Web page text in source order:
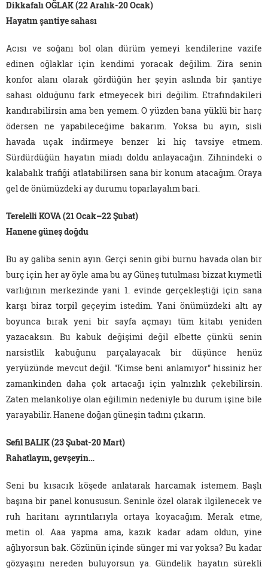
Dikkafalı OĞLAK (22 Aralık-20 Ocak)
Hayatın şantiye sahası
Acısı ve soğanı bol olan dürüm yemeyi kendilerine vazife
edinen oğlaklar için kendimi yoracak değilim. Zira senin
konfor alanı olarak gördüğün her şeyin aslında bir şantiye
sahası olduğunu fark etmeyecek biri değilim. Etrafındakileri
kandırabilirsin ama ben yemem. O yüzden bana yüklü bir harç
ödersen ne yapabileceğime bakarım. Yoksa bu ayın, sisli
havada uçak indirmeye benzer ki hiç tavsiye etmem.
Sürdürdüğün hayatın miadı doldu anlayacağın. Zihnindeki o
kalabalık trafiği atlatabilirsen sana bir konum atacağım. Oraya
gel de önümüzdeki ay durumu toparlayalım bari.
Terelelli KOVA (21 Ocak–22 Şubat)
Hanene güneş doğdu
Bu ay galiba senin ayın. Gerçi senin gibi burnu havada olan bir
burç için her ay öyle ama bu ay Güneş tutulması bizzat kıymetli
varlığının merkezinde yani 1. evinde gerçekleştiği için sana
karşı biraz torpil geçeyim istedim. Yani önümüzdeki altı ay
boyunca bırak yeni bir sayfa açmayı tüm kitabı yeniden
yazacaksın. Bu kabuk değişimi değil elbette çünkü senin
narsistlik kabuğunu parçalayacak bir düşünce henüz
yeryüzünde mevcut değil. "Kimse beni anlamıyor" hissiniz her
zamankinden daha çok artacağı için yalnızlık çekebilirsin.
Zaten melankoliye olan eğilimin nedeniyle bu durum işine bile
yarayabilir. Hanene doğan güneşin tadını çıkarın.
Sefil BALIK (23 Şubat-20 Mart)
Rahatlayın, gevşeyin…
Seni bu kısacık köşede anlatarak harcamak istemem. Başlı
başına bir panel konususun. Seninle özel olarak ilgilenecek ve
ruh haritanı ayrıntılarıyla ortaya koyacağım. Merak etme,
metin ol. Aaa yapma ama, kazık kadar adam oldun, yine
ağlıyorsun bak. Gözünün içinde sünger mi var yoksa? Bu kadar
gözyaşını nereden buluyorsun ya. Gündelik hayatın sürekli